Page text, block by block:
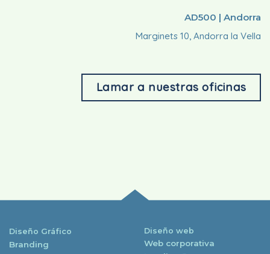
AD500 | Andorra
Marginets 10, Andorra la Vella
Lamar a nuestras oficinas
Diseño Gráfico
Branding
Diseño web
Web corporativa